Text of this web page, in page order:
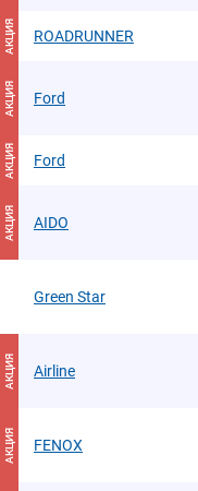
АКЦИЯ ROADRUNNER
АКЦИЯ Ford
АКЦИЯ Ford
АКЦИЯ AIDO
Green Star
АКЦИЯ Airline
АКЦИЯ FENOX